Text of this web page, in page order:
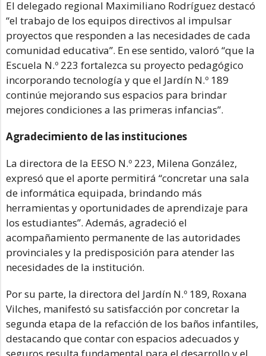
El delegado regional Maximiliano Rodríguez destacó
“el trabajo de los equipos directivos al impulsar
proyectos que responden a las necesidades de cada
comunidad educativa”. En ese sentido, valoró “que la
Escuela N.º 223 fortalezca su proyecto pedagógico
incorporando tecnología y que el Jardín N.º 189
continúe mejorando sus espacios para brindar
mejores condiciones a las primeras infancias”.
Agradecimiento de las instituciones
La directora de la EESO N.º 223, Milena González,
expresó que el aporte permitirá “concretar una sala
de informática equipada, brindando más
herramientas y oportunidades de aprendizaje para
los estudiantes”. Además, agradeció el
acompañamiento permanente de las autoridades
provinciales y la predisposición para atender las
necesidades de la institución.
Por su parte, la directora del Jardín N.º 189, Roxana
Vilches, manifestó su satisfacción por concretar la
segunda etapa de la refacción de los baños infantiles,
destacando que contar con espacios adecuados y
seguros resulta fundamental para el desarrollo y el